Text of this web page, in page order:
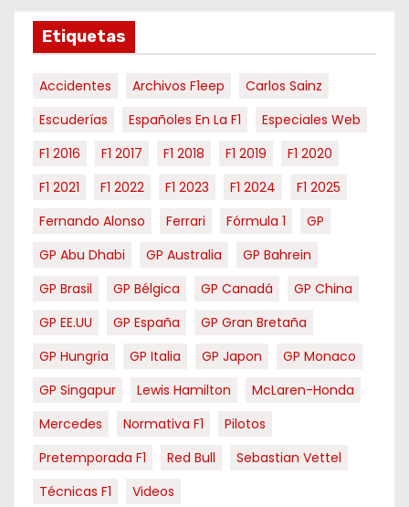
s
Etiquetas
Accidentes Archivos F1eep
Carlos Sainz
Escuderías
Españoles En La F1
Especiales Web
F1 2016
F1 2017 F1 2018 F1 2019
F1 2020
F1 2021
F1 2022 F1 2023 F1 2024
F1 2025
Fernando Alonso
Ferrari Fórmula 1
GP
GP Abu Dhabi
GP Australia
GP Bahrein
GP Brasil
GP Bélgica GP Canadá
GP China
GP EE.UU
GP España
GP Gran Bretaña
GP Hungria
GP Italia GP Japon
GP Monaco
GP Singapur
Lewis Hamilton
McLaren-Honda
Mercedes
Normativa F1
Pilotos
Pretemporada F1
Red Bull
Sebastian Vettel
Técnicas F1
Videos